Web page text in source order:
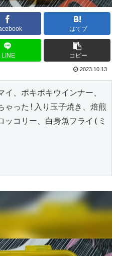
はてブ
LINE コピー
2023.10.13
、ポキポキウインナー、
ゃった!入り玉子焼き、焙煎
ッコリー、白身魚フライ(ミ